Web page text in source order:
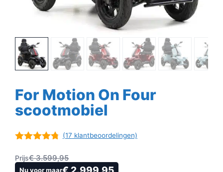
For Motion On Four
scootmobiel
(17 klantbeoordelingen)
€3.599,95
Oorspronkelijke
prijs
Huidige
prijs